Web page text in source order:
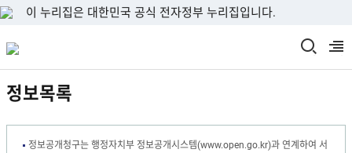
이 누리집은 대한민국 공식 전자정부 누리집입니다.
검
열
기
열
정보목록
정보공개청구는 행정자치부 정보공개시스템(www.open.go.kr)과 연계하여 서